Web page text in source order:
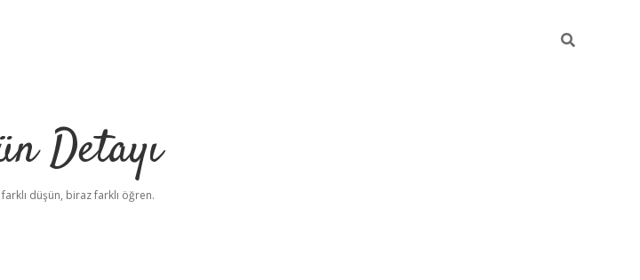
Detayı
düşün, biraz farklı öğren.